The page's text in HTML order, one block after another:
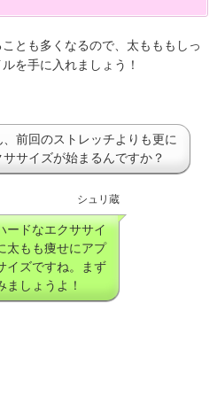
とも多くなるので、太もももしっ
を手に入れましょう！
前回のストレッチよりも更に
サイズが始まるんですか？
シュリ蔵
ードなエクササイ
太もも痩せにアプ
イズですね。まず
ましょうよ！